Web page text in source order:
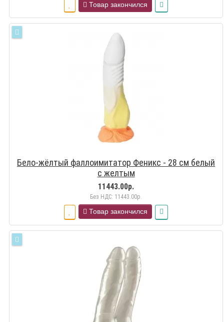
Товар закончился
Бело-жёлтый фаллоимитатор Феникс - 28 см белый
с желтым
11443.00р.
Без НДС: 11443.00р.
Товар закончился